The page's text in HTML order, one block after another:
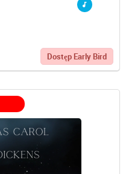
Dostęp Early Bird